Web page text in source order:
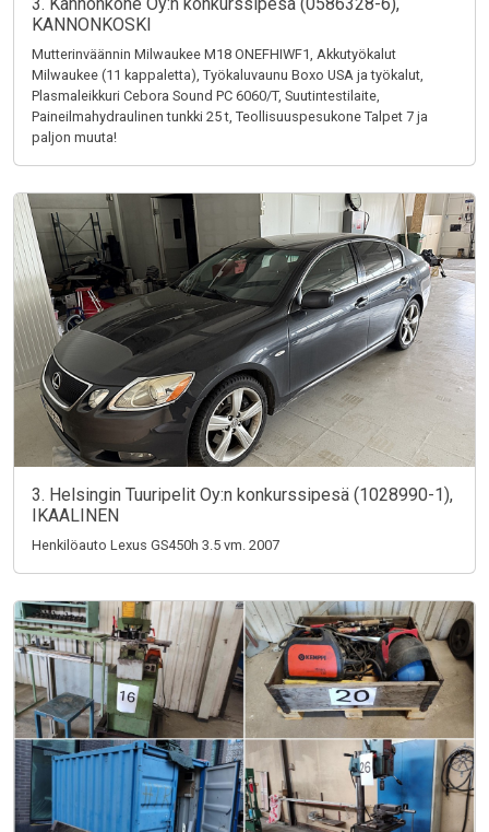
KANNONKOSKI
Mutterinväännin Milwaukee M18 ONEFHIWF1, Akkutyökalut
Milwaukee (11 kappaletta), Työkaluvaunu Boxo USA ja työkalut,
Plasmaleikkuri Cebora Sound PC 6060/T, Suutintestilaite,
Paineilmahydraulinen tunkki 25 t, Teollisuuspesukone Talpet 7 ja
paljon muuta!
3. Helsingin Tuuripelit Oy:n konkurssipesä (1028990-1),
IKAALINEN
Henkilöauto Lexus GS450h 3.5 vm. 2007